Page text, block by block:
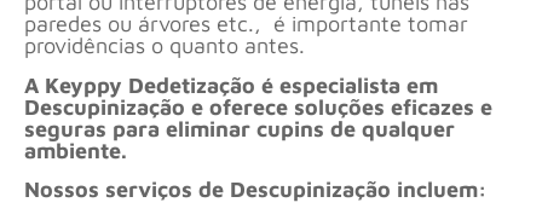
paredes ou árvores etc., é importante tomar
providências o quanto antes.
A Keyppy Dedetização é especialista em
Descupinização e oferece soluções eficazes e
seguras para eliminar cupins de qualquer
ambiente.
Nossos serviços de Descupinização incluem: